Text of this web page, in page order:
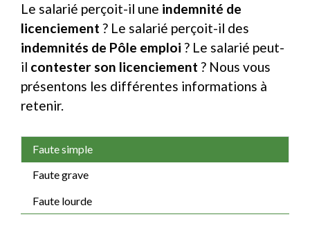
Le salarié perçoit-il une indemnité de
licenciement ? Le salarié perçoit-il des
indemnités de Pôle emploi ? Le salarié peut-
il contester son licenciement ? Nous vous
présentons les différentes informations à
retenir.
Faute simple
Faute grave
Faute lourde